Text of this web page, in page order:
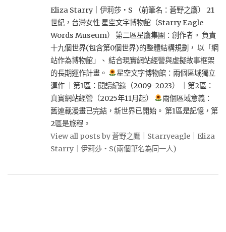
Eliza Starry｜伊莉莎・S （前筆名：蒼野之鷹） 21
世紀，台灣女性 星空文字博物館（Starry Eagle
Words Museum） 第二區星鷹集團：創作者。 負責
十九個世界(包含第0個世界)的整體結構規劃， 以「網
站作為博物館」、 結合現實網站經營與虛擬故事框架
的長期運作計畫。
星空文字博物館：兩個區域獨立
運作 ｜第1區：閱讀紀錄（2009–2023） ｜第2區：
真實網站經營（2025年11月起）
兩個區域意義：
舊連載漫畫已完結，新世界已開始。 第1區是記憶，第
2區是旅程。
View all posts by 蒼野之鷹｜Starryeagle｜Eliza
Starry｜伊莉莎・S(兩個筆名為同一人)